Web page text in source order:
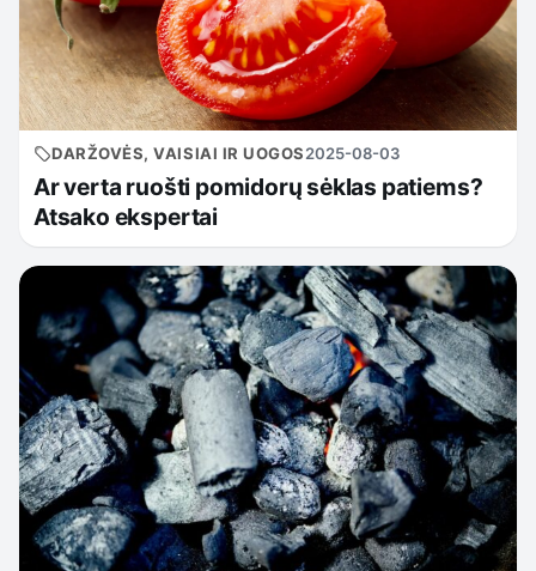
DARŽOVĖS, VAISIAI IR UOGOS2025-08-03
Ar verta ruošti pomidorų sėklas patiems?
Atsako ekspertai